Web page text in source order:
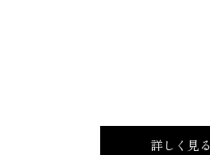
詳しく見る